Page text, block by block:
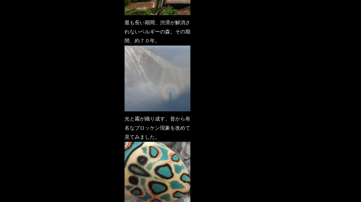
最も長い期間、渋滞が解消さ
れないベルギーの森。その期
間、約７０年。
光と霧が織り成す、昔から有
名なブロッケン現象を改めて
見てみました。